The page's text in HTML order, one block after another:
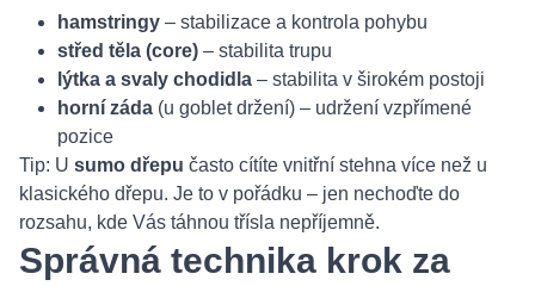
hamstringy – stabilizace a kontrola pohybu
střed těla (core) – stabilita trupu
lýtka a svaly chodidla – stabilita v širokém postoji
horní záda (u goblet držení) – udržení vzpřímené
pozice
Tip: U sumo dřepu často cítíte vnitřní stehna více než u
klasického dřepu. Je to v pořádku – jen nechoďte do
rozsahu, kde Vás táhnou třísla nepříjemně.
Správná technika krok za